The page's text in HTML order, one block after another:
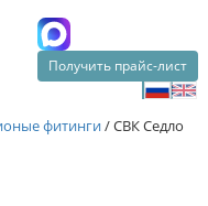
Получить прайс-лист
фитинги/СВК Седло